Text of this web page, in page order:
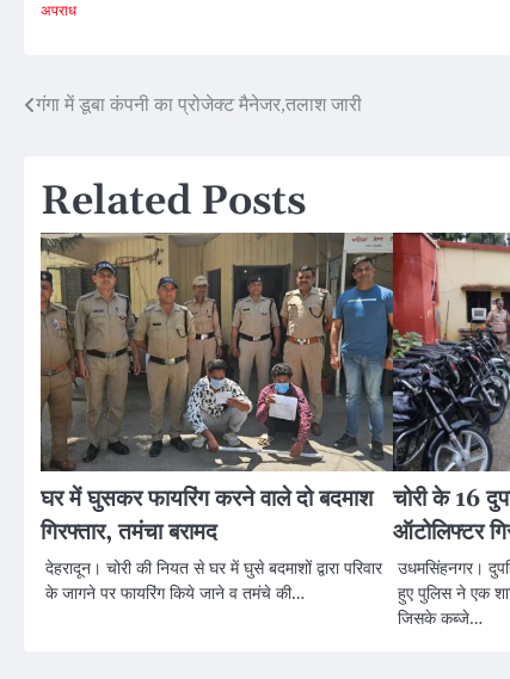
अपराध
Post
गंगा में डूबा कंपनी का प्रोजेक्ट मैनेजर,तलाश जारी
Related Posts
घर में घुसकर फायरिंग करने वाले दो बदमाश
गिरफ्तार, तमंचा बरामद
देहरादून। चोरी की नियत से घर में घुसे बदमाशों द्वारा परिवार
के जागने पर फायरिंग किये जाने व तमंचे की…
चोरी के 16
ऑटोलिफ्टर
उधमसिंहनगर।
हुए पुलिस ने एक
जिसके कब्जे…